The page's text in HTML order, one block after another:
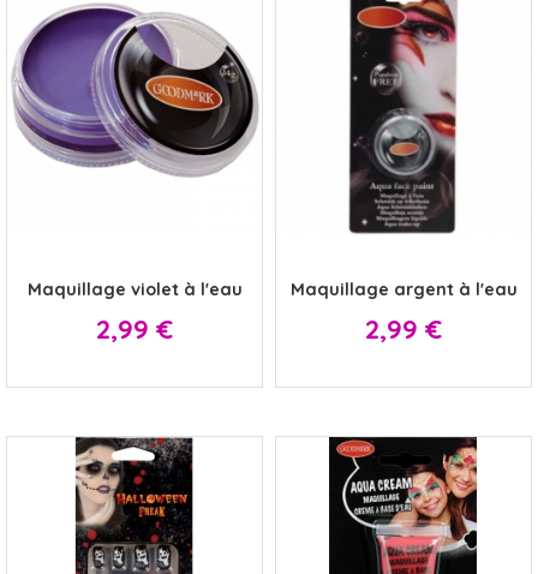
Maquillage violet à l'eau
Prix
2,99 €
Maquillage argent à l'eau
Prix
2,99 €